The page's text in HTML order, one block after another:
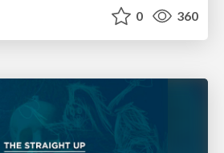
0 360